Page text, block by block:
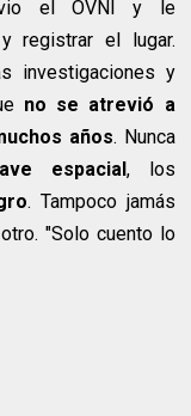
el OVNI y le
registrar el lugar.
investigaciones y
no se atrevió a
años. Nunca
espacial, los
. Tampoco jamás
"Solo cuento lo